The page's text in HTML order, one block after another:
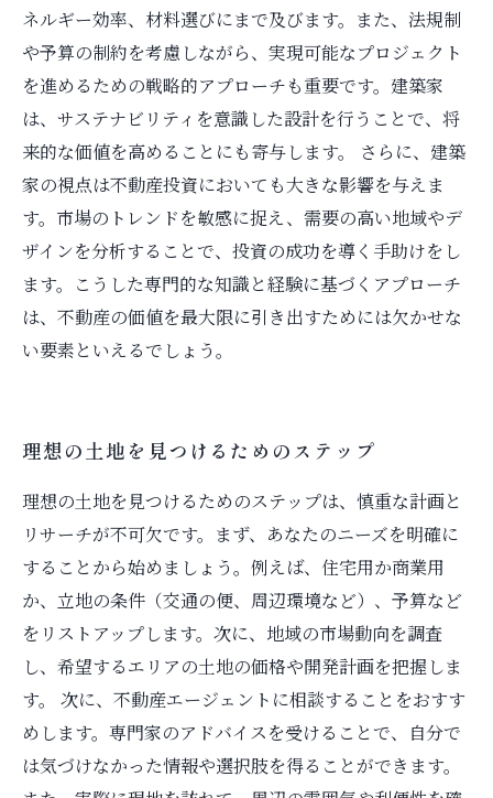
ネルギー効率、材料選びにまで及びます。また、法規制
や予算の制約を考慮しながら、実現可能なプロジェクト
を進めるための戦略的アプローチも重要です。建築家
は、サステナビリティを意識した設計を行うことで、将
来的な価値を高めることにも寄与します。 さらに、建築
家の視点は不動産投資においても大きな影響を与えま
す。市場のトレンドを敏感に捉え、需要の高い地域やデ
ザインを分析することで、投資の成功を導く手助けをし
ます。こうした専門的な知識と経験に基づくアプローチ
は、不動産の価値を最大限に引き出すためには欠かせな
い要素といえるでしょう。
理想の土地を見つけるためのステップ
理想の土地を見つけるためのステップは、慎重な計画と
リサーチが不可欠です。まず、あなたのニーズを明確に
することから始めましょう。例えば、住宅用か商業用
か、立地の条件（交通の便、周辺環境など）、予算など
をリストアップします。次に、地域の市場動向を調査
し、希望するエリアの土地の価格や開発計画を把握しま
す。 次に、不動産エージェントに相談することをおすす
めします。専門家のアドバイスを受けることで、自分で
は気づけなかった情報や選択肢を得ることができます。